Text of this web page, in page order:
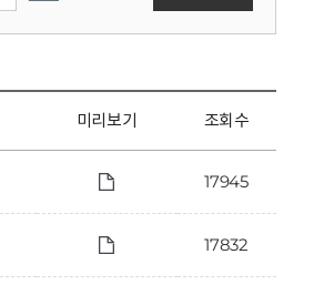
미리보기 조회수
17945
17832